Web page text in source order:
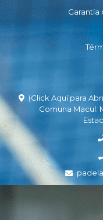
(Click Aquí para
Comuna Macul.